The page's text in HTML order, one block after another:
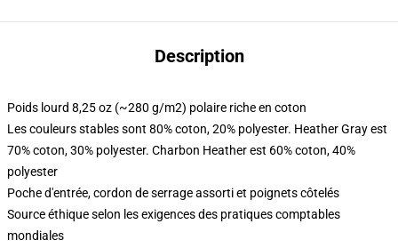
Description
Poids lourd 8,25 oz (~280 g/m2) polaire riche en coton
Les couleurs stables sont 80% coton, 20% polyester. Heather Gray est
70% coton, 30% polyester. Charbon Heather est 60% coton, 40%
polyester
Poche d'entrée, cordon de serrage assorti et poignets côtelés
Source éthique selon les exigences des pratiques comptables
mondiales